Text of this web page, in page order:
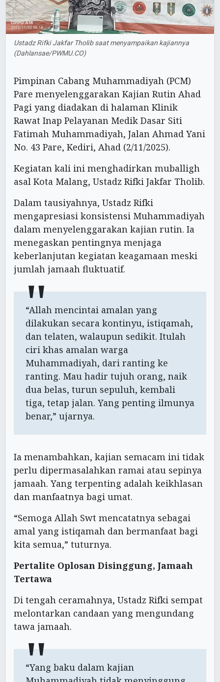
Ustadz Rifki Jakfar Tholib saat menyampaikan kajiannya
(Dahlansae/PWMU.CO)
Pimpinan Cabang Muhammadiyah (PCM)
Pare menyelenggarakan Kajian Rutin Ahad
Pagi yang diadakan di halaman Klinik
Rawat Inap Pelayanan Medik Dasar Siti
Fatimah Muhammadiyah, Jalan Ahmad Yani
No. 43 Pare, Kediri, Ahad (2/11/2025).
Kegiatan kali ini menghadirkan muballigh
asal Kota Malang, Ustadz Rifki Jakfar Tholib.
Dalam tausiyahnya, Ustadz Rifki
mengapresiasi konsistensi Muhammadiyah
dalam menyelenggarakan kajian rutin. Ia
menegaskan pentingnya menjaga
keberlanjutan kegiatan keagamaan meski
jumlah jamaah fluktuatif.
“Allah mencintai amalan yang
dilakukan secara kontinyu, istiqamah,
dan telaten, walaupun sedikit. Itulah
ciri khas amalan warga
Muhammadiyah, dari ranting ke
ranting. Mau hadir tujuh orang, naik
dua belas, turun sepuluh, kembali
tiga, tetap jalan. Yang penting ilmunya
benar,” ujarnya.
Ia menambahkan, kajian semacam ini tidak
perlu dipermasalahkan ramai atau sepinya
jamaah. Yang terpenting adalah keikhlasan
dan manfaatnya bagi umat.
“Semoga Allah Swt mencatatnya sebagai
amal yang istiqamah dan bermanfaat bagi
kita semua,” tuturnya.
Pertalite Oplosan Disinggung, Jamaah
Tertawa
Di tengah ceramahnya, Ustadz Rifki sempat
melontarkan candaan yang mengundang
tawa jamaah.
“Yang baku dalam kajian